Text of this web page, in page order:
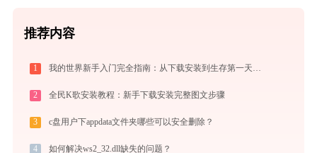
推荐内容
1 我的世界新手入门完全指南：从下载安装到生存第一天，一篇讲透
2 全民K歌安装教程：新手下载安装完整图文步骤
3 c盘用户下appdata文件夹哪些可以安全删除？
4 如何解决ws2_32.dll缺失的问题？